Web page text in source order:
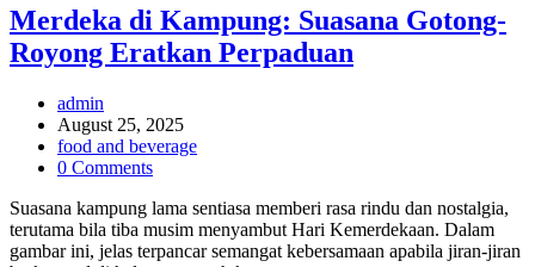
Rasa
Asli
Dari
Merdeka di Kampung: Suasana Gotong-
Royong Eratkan Perpaduan
Post
author:
admin
Post
published:
August 25, 2025
Post
category:
food and beverage
Post
0 Comments
Suasana kampung lama sentiasa memberi rasa rindu dan nostalgia,
terutama bila tiba musim menyambut Hari Kemerdekaan. Dalam
gambar ini, jelas terpancar semangat kebersamaan apabila jiran-jiran